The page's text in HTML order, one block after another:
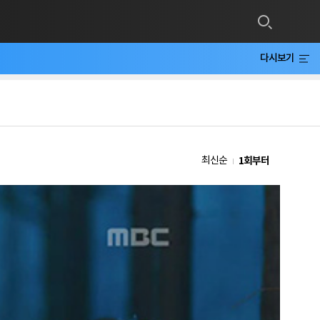
다시보기
최신순 1회부터